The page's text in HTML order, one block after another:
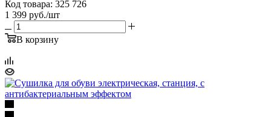
Код товара: 325 726
1 399 руб./шт
В корзину